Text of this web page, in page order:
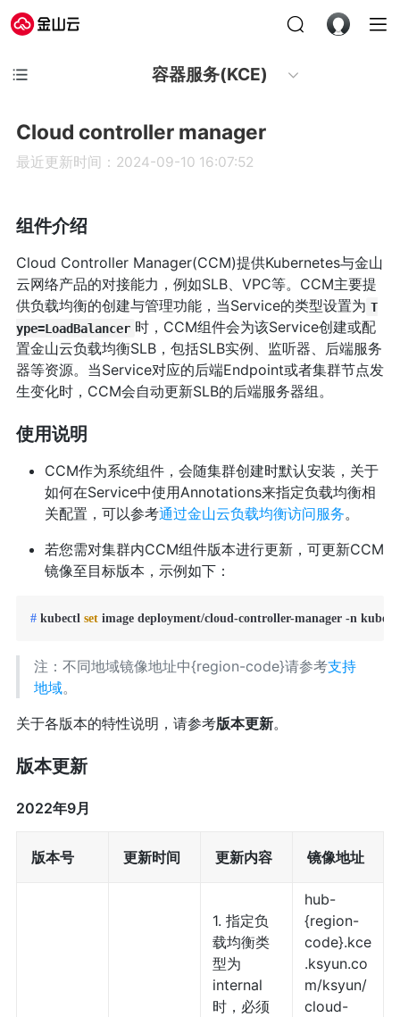
容器服务(KCE)
Cloud controller manager
最近更新时间：2024-09-10 16:07:52
组件介绍
Cloud Controller Manager(CCM)提供Kubernetes与金山
云网络产品的对接能力，例如SLB、VPC等。CCM主要提
供负载均衡的创建与管理功能，当Service的类型设置为 T
ype=LoadBalancer 时，CCM组件会为该Service创建或配
置金山云负载均衡SLB，包括SLB实例、监听器、后端服务
器等资源。当Service对应的后端Endpoint或者集群节点发
生变化时，CCM会自动更新SLB的后端服务器组。
使用说明
CCM作为系统组件，会随集群创建时默认安装，关于
如何在Service中使用Annotations来指定负载均衡相
关配置，可以参考通过金山云负载均衡访问服务。
若您需对集群内CCM组件版本进行更新，可更新CCM
镜像至目标版本，示例如下：
# kubectl set image deployment/cloud-controller-manager -n kube-
注：不同地域镜像地址中{region-code}请参考支持
地域。
关于各版本的特性说明，请参考版本更新。
版本更新
2022年9月
版本号 更新时间 更新内容 镜像地址
1. 指定负
载均衡类
型为
internal
时，必须
hub-
{region-
code}.kce
.ksyun.co
m/ksyun/
cloud-